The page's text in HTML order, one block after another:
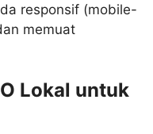
responsif (mobile-
memuat
Lokal untuk